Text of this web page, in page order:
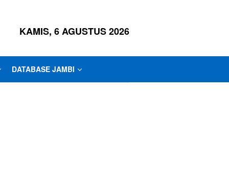
KAMIS, 6 AGUSTUS 2026
DATABASE JAMBI